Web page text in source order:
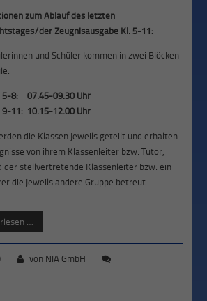
zum Ablauf des letzten
der Zeugnisausgabe Kl. 5-11:
und Schüler kommen in zwei Blöcken
5-8:
07.45-09.30 Uhr
9-11: 10.15-12.00 Uhr
die Klassen jeweils geteilt und erhalten
von ihrem Klassenleiter bzw. Tutor,
der stellvertretende Klassenleiter bzw. ein
die jeweils andere Gruppe betreut.
…
von NIA GmbH